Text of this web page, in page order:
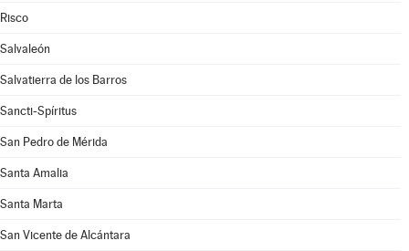
Risco
Salvaleón
Salvatierra de los Barros
Sancti-Spíritus
San Pedro de Mérida
Santa Amalia
Santa Marta
San Vicente de Alcántara